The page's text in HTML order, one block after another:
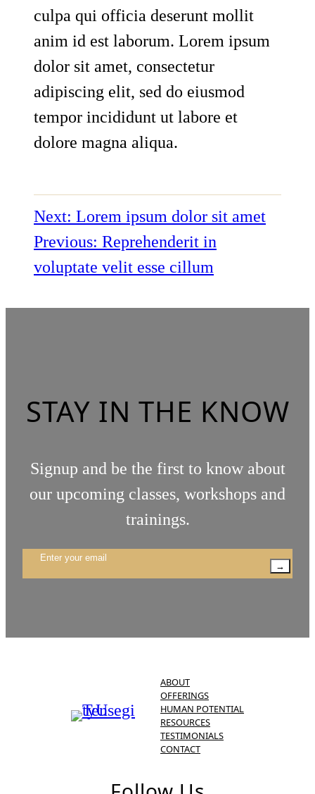
culpa qui officia deserunt mollit
anim id est laborum. Lorem ipsum
dolor sit amet, consectetur
adipiscing elit, sed do eiusmod
tempor incididunt ut labore et
dolore magna aliqua.
Next: Lorem ipsum dolor sit amet
Previous: Reprehenderit in
voluptate velit esse cillum
STAY IN THE KNOW
Signup and be the first to know about
our upcoming classes, workshops and
trainings.
→
ABOUT
OFFERINGS
HUMAN POTENTIAL
RESOURCES
TESTIMONIALS
CONTACT